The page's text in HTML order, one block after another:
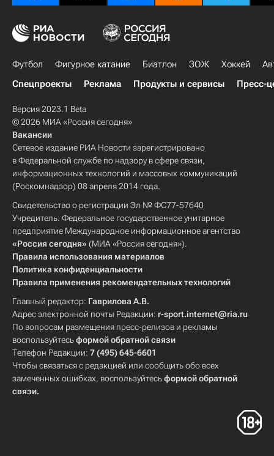
Футбол Фигурное катание Биатлон ЗОЖ Хоккей
Спецпроекты
Реклама Продукты и сервисы Пресс-
Версия 2023.1 Beta
© 2026 МИА «Россия сегодня»
Вакансии
Сетевое издание РИА Новости зарегистрировано
в Федеральной службе по надзору в сфере связи,
информационных технологий и массовых коммуникаций
(Роскомнадзор) 08 апреля 2014 года.
Свидетельство о регистрации Эл № ФС77-57640
Учредитель: Федеральное государственное унитарное
предприятие Международное информационное агентство
«Россия сегодня» (МИА «Россия сегодня»).
Правила использования материалов
Политика конфиденциальности
Правила применения рекомендательных технологий
Главный редактор: Гаврилова А.В.
Адрес электронной почты Редакции: r-sport.internet@ria.ru
По вопросам размещения пресс-релизов и рекламы
воспользуйтесьформой обратной связи
Телефон Редакции: 7 (495) 645-6601
Чтобы связаться с редакцией или сообщить обо всех
замеченных ошибках, воспользуйтесьформой обратной
связи.